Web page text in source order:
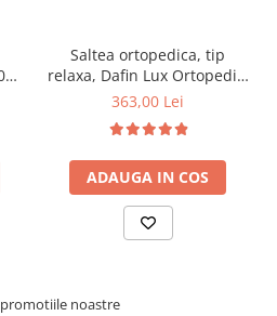
Saltea ortopedica, tip
relaxa, Dafin Lux Ortopedic,
90x200x21cm, fermitate
tip Bonell, fata vara-iarna,
sistem de aerisire cu
butoni, Salt Confort
363,00 Lei
ADAUGA IN COS
noastre